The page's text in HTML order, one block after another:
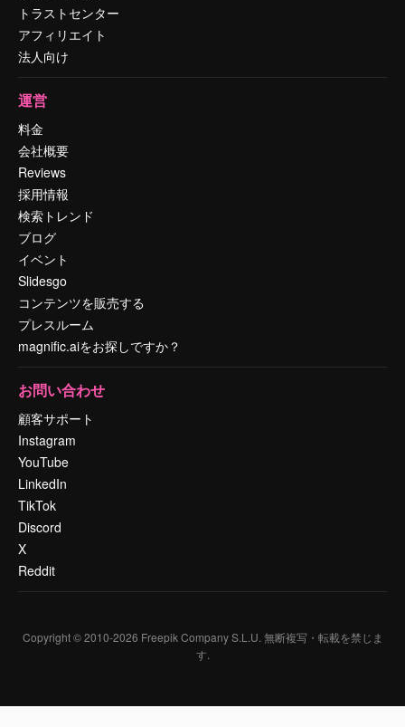
トラストセンター
アフィリエイト
法人向け
運営
料金
会社概要
Reviews
採用情報
検索トレンド
ブログ
イベント
Slidesgo
コンテンツを販売する
プレスルーム
magnific.aiをお探しですか？
お問い合わせ
顧客サポート
Instagram
YouTube
LinkedIn
TikTok
Discord
X
Reddit
Copyright © 2010-2026 Freepik Company S.L.U. 無断複写・転載を禁じま
す.